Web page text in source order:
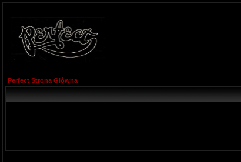
Perfect Strona Główna